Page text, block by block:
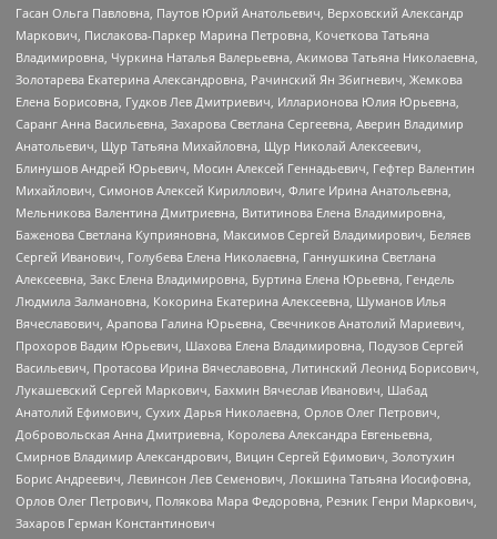
Гасан Ольга Павловна, Паутов Юрий Анатольевич, Верховский Александр
Маркович, Пислакова-Паркер Марина Петровна, Кочеткова Татьяна
Владимировна, Чуркина Наталья Валерьевна, Акимова Татьяна Николаевна,
Золотарева Екатерина Александровна, Рачинский Ян Збигневич, Жемкова
Елена Борисовна, Гудков Лев Дмитриевич, Илларионова Юлия Юрьевна,
Саранг Анна Васильевна, Захарова Светлана Сергеевна, Аверин Владимир
Анатольевич, Щур Татьяна Михайловна, Щур Николай Алексеевич,
Блинушов Андрей Юрьевич, Мосин Алексей Геннадьевич, Гефтер Валентин
Михайлович, Симонов Алексей Кириллович, Флиге Ирина Анатольевна,
Мельникова Валентина Дмитриевна, Вититинова Елена Владимировна,
Баженова Светлана Куприяновна, Максимов Сергей Владимирович, Беляев
Сергей Иванович, Голубева Елена Николаевна, Ганнушкина Светлана
Алексеевна, Закс Елена Владимировна, Буртина Елена Юрьевна, Гендель
Людмила Залмановна, Кокорина Екатерина Алексеевна, Шуманов Илья
Вячеславович, Арапова Галина Юрьевна, Свечников Анатолий Мариевич,
Прохоров Вадим Юрьевич, Шахова Елена Владимировна, Подузов Сергей
Васильевич, Протасова Ирина Вячеславовна, Литинский Леонид Борисович,
Лукашевский Сергей Маркович, Бахмин Вячеслав Иванович, Шабад
Анатолий Ефимович, Сухих Дарья Николаевна, Орлов Олег Петрович,
Добровольская Анна Дмитриевна, Королева Александра Евгеньевна,
Смирнов Владимир Александрович, Вицин Сергей Ефимович, Золотухин
Борис Андреевич, Левинсон Лев Семенович, Локшина Татьяна Иосифовна,
Орлов Олег Петрович, Полякова Мара Федоровна, Резник Генри Маркович,
Захаров Герман Константинович